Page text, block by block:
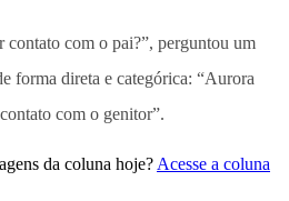
contato com o pai?”, perguntou um
forma direta e categórica: “Aurora
com o genitor”.
da coluna hoje? Acesse a coluna